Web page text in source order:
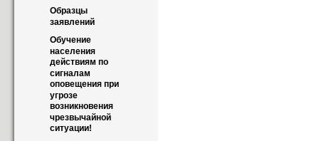
Образцы
заявлений
Обучение
населения
действиям по
сигналам
оповещения при
угрозе
возникновения
чрезвычайной
ситуации!